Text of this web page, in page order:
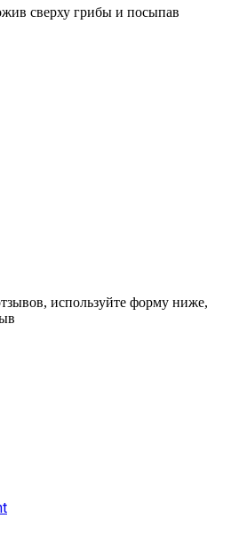
сверху грибы и посыпав
используйте форму ниже,